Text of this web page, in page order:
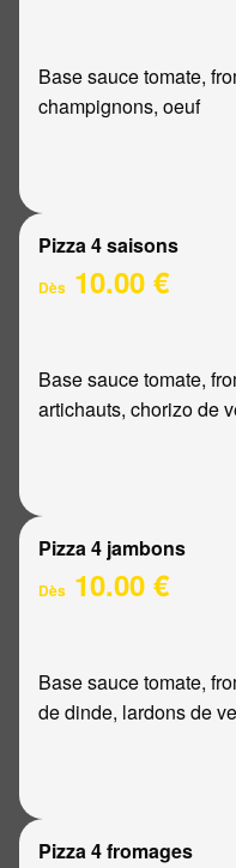
Base sauce tomate,
champignons, oeuf
Pizza 4 saisons
Dès 10.00 €
Base sauce tomate,
artichauts, chorizo de
Pizza 4 jambons
Dès 10.00 €
Base sauce tomate,
de dinde, lardons de
Pizza 4 fromages